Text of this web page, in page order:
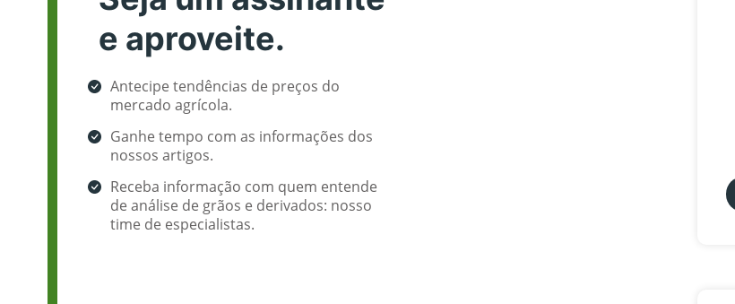
e aproveite.
Antecipe tendências de preços do
mercado agrícola.
Ganhe tempo com as informações dos
nossos artigos.
Receba informação com quem entende
de análise de grãos e derivados: nosso
time de especialistas.